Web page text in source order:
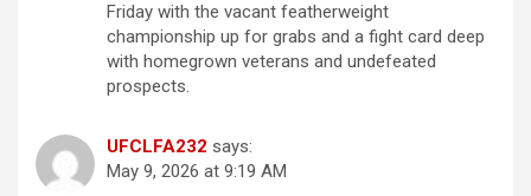
Friday with the vacant featherweight
championship up for grabs and a fight card deep
with homegrown veterans and undefeated
prospects.
UFCLFA232 says:
May 9, 2026 at 9:19 AM